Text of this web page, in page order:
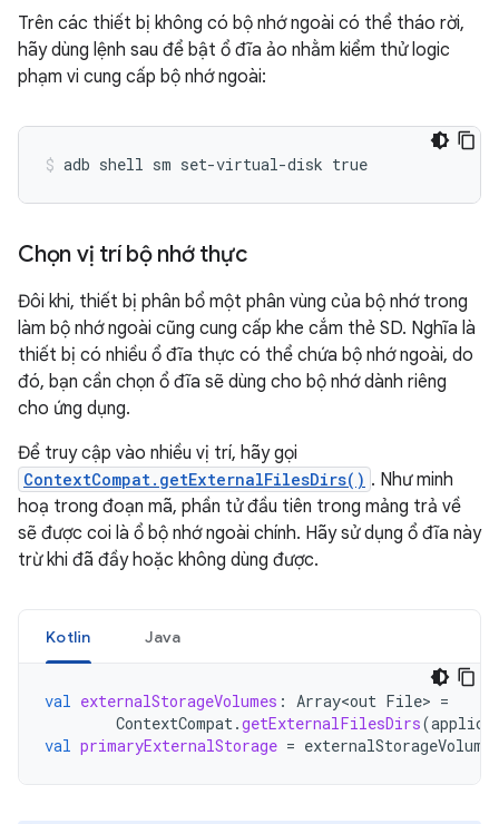
Trên các thiết bị không có bộ nhớ ngoài có thể tháo rời,
hãy dùng lệnh sau để bật ổ đĩa ảo nhằm kiểm thử logic
phạm vi cung cấp bộ nhớ ngoài:
Chọn vị trí bộ nhớ thực
Đôi khi, thiết bị phân bổ một phân vùng của bộ nhớ trong
làm bộ nhớ ngoài cũng cung cấp khe cắm thẻ SD. Nghĩa là
thiết bị có nhiều ổ đĩa thực có thể chứa bộ nhớ ngoài, do
đó, bạn cần chọn ổ đĩa sẽ dùng cho bộ nhớ dành riêng
cho ứng dụng.
Để truy cập vào nhiều vị trí, hãy gọi
ContextCompat.getExternalFilesDirs() . Như minh
hoạ trong đoạn mã, phần tử đầu tiên trong mảng trả về
sẽ được coi là ổ bộ nhớ ngoài chính. Hãy sử dụng ổ đĩa này
trừ khi đã đầy hoặc không dùng được.
Kotlin Java
val externalStorageVolumes : Array<out File> =
ContextCompat.getExternalFilesDirs(
val primaryExternalStorage =